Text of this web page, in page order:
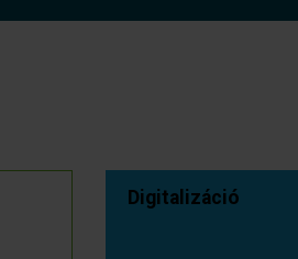
Digitalizáció